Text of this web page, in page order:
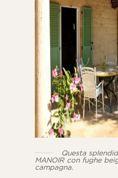
Questa
MANOIR con fughe
campagna.